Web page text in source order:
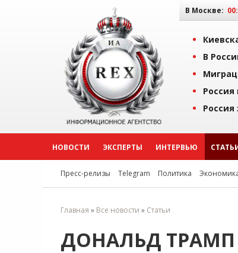
В Москве:
В
Россия
НОВОСТИ ЭКСПЕРТЫ ИНТЕРВЬЮ
Пресс-релизы Telegram Политика
Главная » Все новости » Статьи
ДОНАЛЬД ТРАМП